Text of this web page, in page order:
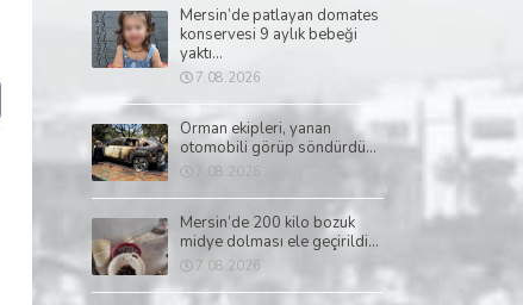
Mersin’de patlayan domates
konservesi 9 aylık bebeği
yaktı...
7.08.2026
Orman ekipleri, yanan
otomobili görüp söndürdü...
7.08.2026
Mersin’de 200 kilo bozuk
midye dolması ele geçirildi...
7.08.2026